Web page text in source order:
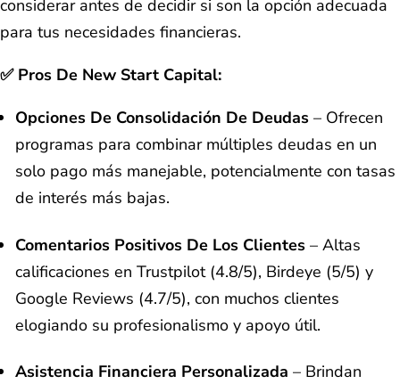
considerar antes de decidir si son la opción adecuada
para tus necesidades financieras.
✅ Pros De New Start Capital:
Opciones De Consolidación De Deudas – Ofrecen
programas para combinar múltiples deudas en un
solo pago más manejable, potencialmente con tasas
de interés más bajas.
Comentarios Positivos De Los Clientes – Altas
calificaciones en Trustpilot (4.8/5), Birdeye (5/5) y
Google Reviews (4.7/5), con muchos clientes
elogiando su profesionalismo y apoyo útil.
Asistencia Financiera Personalizada – Brindan